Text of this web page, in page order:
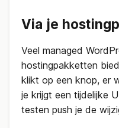
Via je
Veel managed
hostingpakketten
klikt op een knop, er
je krijgt een tijdelijke
testen push je de